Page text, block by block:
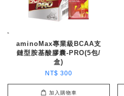
aminoMax專業級BCAA支
鏈型胺基酸膠囊-PRO(5包/
盒)
NT$ 300
加入購物車